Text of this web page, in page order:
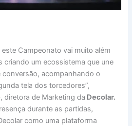
Campeonato vai muito além
criando um ecossistema que une
acompanhando o
tela dos torcedores”,
, diretora de Marketing da Decolar.
durante as partidas,
como uma plataforma